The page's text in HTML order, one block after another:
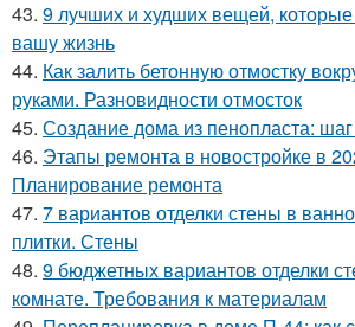
43. 9 лучших и худших вещей, которые
вашу жизнь
44. Как залить бетонную отмостку
руками. Разновидности отмосток
45. Создание дома из пенопласта:
46. Этапы ремонта в новостройке в
Планирование ремонта
47. 7 вариантов отделки стены в
плитки. Стены
48. 9 бюджетных вариантов отделки
комнате. Требования к материалам